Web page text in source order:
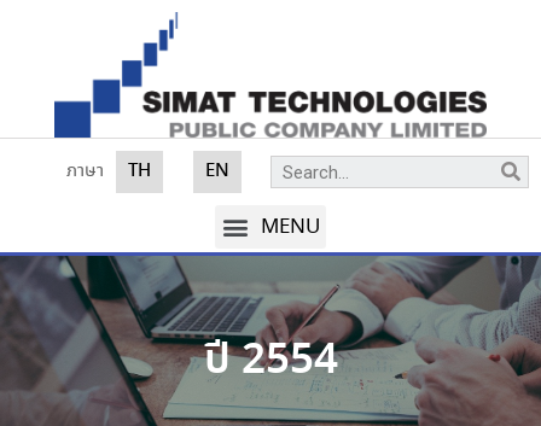
ภาษา TH EN
ปี 2554